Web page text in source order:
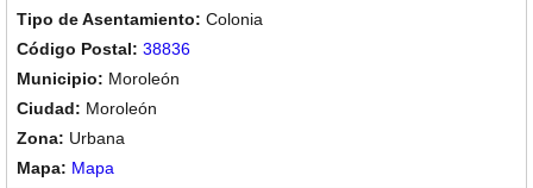
Colonia
38836
Moroleón
Moroleón
Urbana
Mapa